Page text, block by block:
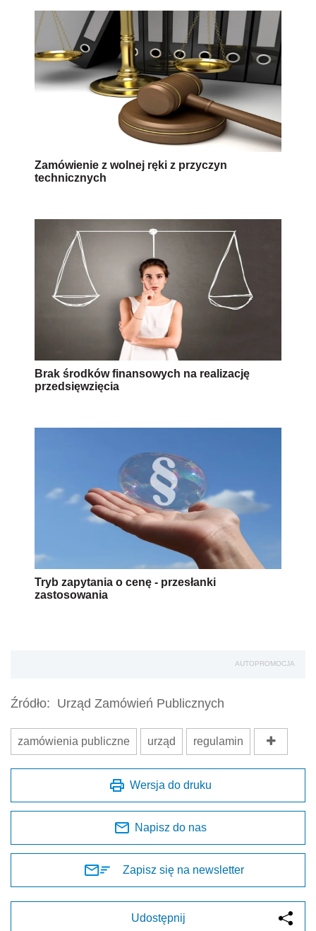
Zamówienie z wolnej ręki z przyczyn
technicznych
Brak środków finansowych na realizację
przedsięwzięcia
Tryb zapytania o cenę - przesłanki
zastosowania
AUTOPROMOCJA
Źródło: Urząd Zamówień Publicznych
zamówienia publiczne urząd regulamin
Wersja do druku
Napisz do nas
Zapisz się na newsletter
Udostępnij